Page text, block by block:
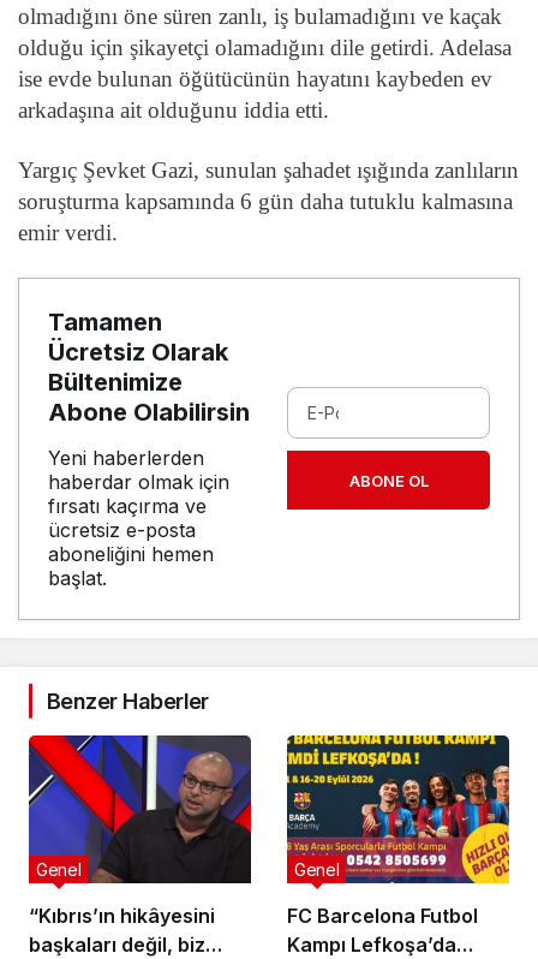
olmadığını öne süren zanlı, iş bulamadığını ve kaçak
olduğu için şikayetçi olamadığını dile getirdi. Adelasa
ise evde bulunan öğütücünün hayatını kaybeden ev
arkadaşına ait olduğunu iddia etti.
Yargıç Şevket Gazi, sunulan şahadet ışığında zanlıların
soruşturma kapsamında 6 gün daha tutuklu kalmasına
emir verdi.
Tamamen
Ücretsiz Olarak
Bültenimize
Abone Olabilirsin
Yeni haberlerden
haberdar olmak için
fırsatı kaçırma ve
ücretsiz e-posta
aboneliğini hemen
başlat.
ABONE OL
Benzer Haberler
“Kıbrıs’ın hikâyesini
başkaları değil, biz
Genel
FC Barcelona Futbol
Kampı Lefkoşa’da
Genel